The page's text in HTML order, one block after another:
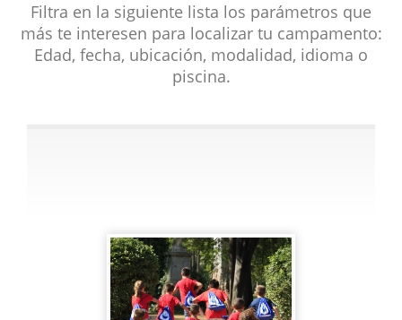
Filtra en la siguiente lista los parámetros que
más te interesen para localizar tu campamento:
Edad, fecha, ubicación, modalidad, idioma o
piscina.